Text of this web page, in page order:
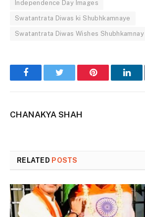
Independence Day Images
Swatantrata Diwas ki Shubhkamnaye
Swatantrata Diwas Wishes Shubhkamnay
FacebookTwitter Pinterest
CHANAKYA SHAH
RELATED POSTS